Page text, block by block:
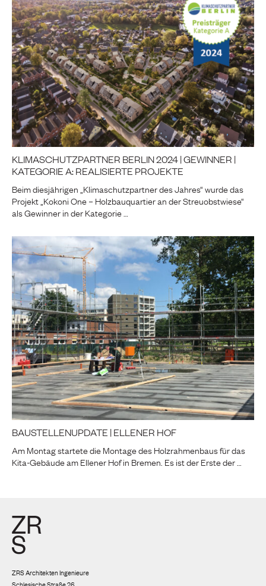
KLIMASCHUTZPARTNER BERLIN 2024 | GEWINNER |
KATEGORIE A: REALISIERTE PROJEKTE
Beim diesjährigen „Klimaschutzpartner des Jahres“ wurde das
Projekt „Kokoni One – Holzbauquartier an der Streuobstwiese“
als Gewinner in der Kategorie …
BAUSTELLENUPDATE | ELLENER HOF
Am Montag startete die Montage des Holzrahmenbaus für das
Kita-Gebäude am Ellener Hof in Bremen. Es ist der Erste der …
ZRS Architekten Ingenieure